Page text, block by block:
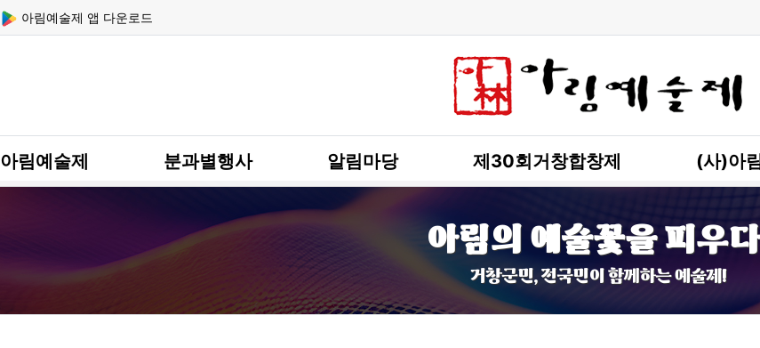
상단 네비
아림예술제 앱 다운로드
메인 메뉴
아림예술제 분과별행사 알림마당 제30회거창합창제 (사)아
아림의 예술꽃을 피우
거창군민, 전국민이 함께하는 예술제!